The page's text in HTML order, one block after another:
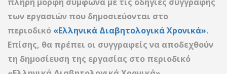
πλήρη μορφή σύμφωνα με τις οδηγίες συγγραφής
των εργασιών που δημοσιεύονται στο
περιοδικό «Ελληνικά Διαβητολογικά Χρονικά».
Επίσης, θα πρέπει οι συγγραφείς να αποδεχθούν
τη δημοσίευση της εργασίας στο περιοδικό